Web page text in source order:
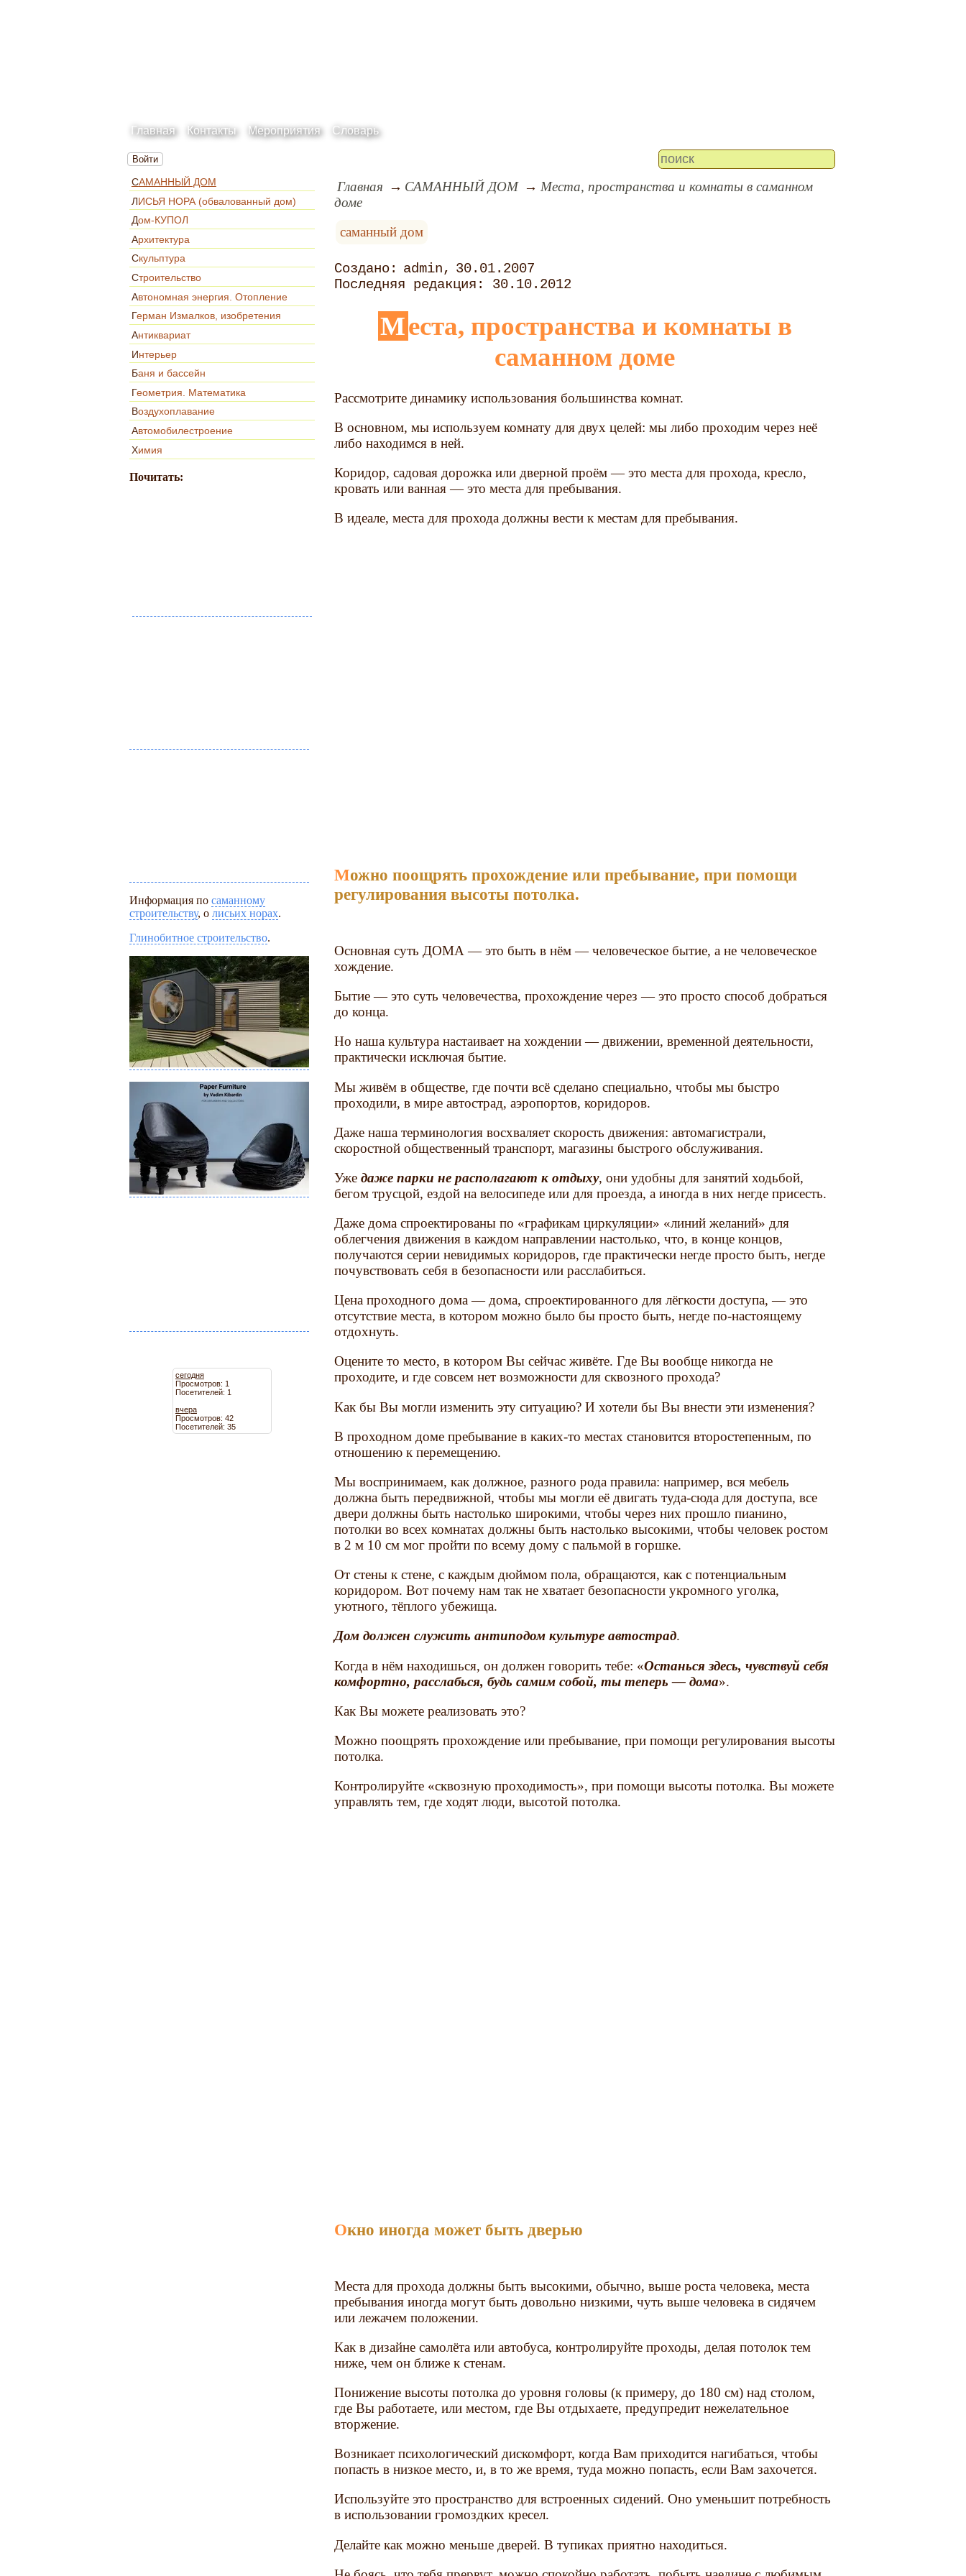
Главная Контакты Мероприятия Словарь
Войти
САМАННЫЙ ДОМ
ЛИСЬЯ НОРА (обвалованный дом)
Дом-КУПОЛ
Архитектура
Скульптура
Строительство
Автономная энергия. Отопление
Герман Измалков, изобретения
Антиквариат
Интерьер
Баня и бассейн
Геометрия. Математика
Воздухоплавание
Автомобилестроение
Химия
Почитать:
Информация по саманному
строительству, о лисьих норах.
Глинобитное строительство.
сегодня
Просмотров: 1
Посетителей: 1
вчера
Просмотров: 42
Посетителей: 35
Главная САМАННЫЙ ДОМ
Места, пространства и комнаты в саманном
доме
саманный дом
admin
30.01.2007
30.10.2012
Места, пространства и комнаты в
саманном доме
Рассмотрите динамику использования большинства комнат.
В основном, мы используем комнату для двух целей: мы либо проходим через неё
либо находимся в ней.
Коридор, садовая дорожка или дверной проём — это места для прохода, кресло,
кровать или ванная — это места для пребывания.
В идеале, места для прохода должны вести к местам для пребывания.
Можно поощрять прохождение или пребывание, при помощи
регулирования высоты потолка.
Основная суть ДОМА — это быть в нём — человеческое бытие, а не человеческое
хождение.
Бытие — это суть человечества, прохождение через — это просто способ добраться
до конца.
Но наша культура настаивает на хождении — движении, временной деятельности,
практически исключая бытие.
Мы живём в обществе, где почти всё сделано специально, чтобы мы быстро
проходили, в мире автострад, аэропортов, коридоров.
Даже наша терминология восхваляет скорость движения: автомагистрали,
скоростной общественный транспорт, магазины быстрого обслуживания.
Ужедаже парки не располагают к отдыху, они удобны для занятий ходьбой,
бегом трусцой, ездой на велосипеде или для проезда, а иногда в них негде присесть.
Даже дома спроектированы по «графикам циркуляции» «линий желаний» для
облегчения движения в каждом направлении настолько, что, в конце концов,
получаются серии невидимых коридоров, где практически негде просто быть, негде
почувствовать себя в безопасности или расслабиться.
Цена проходного дома — дома, спроектированного для лёгкости доступа, — это
отсутствие места, в котором можно было бы просто быть, негде по-настоящему
отдохнуть.
Оцените то место, в котором Вы сейчас живёте. Где Вы вообще никогда не
проходите, и где совсем нет возможности для сквозного прохода?
Как бы Вы могли изменить эту ситуацию? И хотели бы Вы внести эти изменения?
В проходном доме пребывание в каких-то местах становится второстепенным, по
отношению к перемещению.
Мы воспринимаем, как должное, разного рода правила: например, вся мебель
должна быть передвижной, чтобы мы могли её двигать туда-сюда для доступа, все
двери должны быть настолько широкими, чтобы через них прошло пианино,
потолки во всех комнатах должны быть настолько высокими, чтобы человек ростом
в 2 м 10 см мог пройти по всему дому с пальмой в горшке.
От стены к стене, с каждым дюймом пола, обращаются, как с потенциальным
коридором. Вот почему нам так не хватает безопасности укромного уголка,
уютного, тёплого убежища.
Дом должен служить антиподом культуре автострад.
Когда в нём находишься, он должен говорить тебе: «Останься здесь, чувствуй себя
комфортно, расслабься, будь самим собой, ты теперь — дома».
Как Вы можете реализовать это?
Можно поощрять прохождение или пребывание, при помощи регулирования высоты
потолка.
Контролируйте «сквозную проходимость», при помощи высоты потолка. Вы можете
управлять тем, где ходят люди, высотой потолка.
Окно иногда может быть дверью
Места для прохода должны быть высокими, обычно, выше роста человека, места
пребывания иногда могут быть довольно низкими, чуть выше человека в сидячем
или лежачем положении.
Как в дизайне самолёта или автобуса, контролируйте проходы, делая потолок тем
ниже, чем он ближе к стенам.
Понижение высоты потолка до уровня головы (к примеру, до 180 см) над столом,
где Вы работаете, или местом, где Вы отдыхаете, предупредит нежелательное
вторжение.
Возникает психологический дискомфорт, когда Вам приходится нагибаться, чтобы
попасть в низкое место, и, в то же время, туда можно попасть, если Вам захочется.
Используйте это пространство для встроенных сидений. Оно уменьшит потребность
в использовании громоздких кресел.
Делайте как можно меньше дверей. В тупиках приятно находиться.